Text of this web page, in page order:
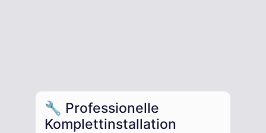
🔧 Professionelle
Komplettinstallation